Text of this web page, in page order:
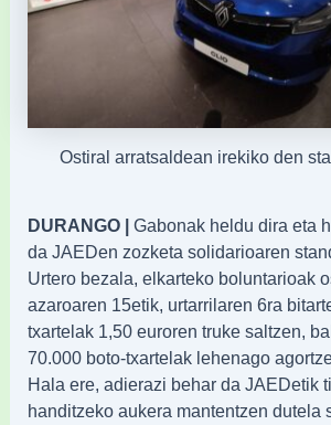
Ostiral arratsaldean irekiko den
DURANGO | Gabonak heldu dira eta
da JAEDen zozketa solidarioaren
Urtero bezala, elkarteko boluntarioak
azaroaren 15etik, urtarrilaren 6ra
txartelak 1,50 euroren truke saltzen,
70.000 boto-txartelak lehenago
Hala ere, adierazi behar da JAEDetik
handitzeko aukera mantentzen dutela